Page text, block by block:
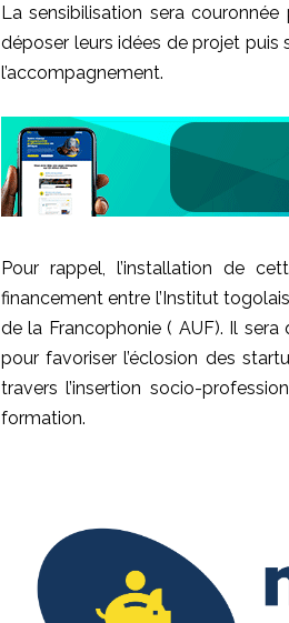
La sensibilisation sera
déposer leurs idées de projet puis
l’accompagnement.
Pour rappel, l’installation de
financement entre l’Institut
de la Francophonie ( AUF). Il sera
pour favoriser l’éclosion des
travers l’insertion socio-
formation.